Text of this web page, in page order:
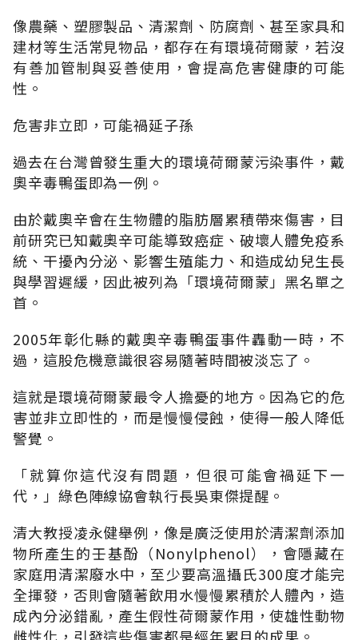
像農藥、塑膠製品、清潔劑、防腐劑、甚至家具和
建材等生活常見物品，都存在有環境荷爾蒙，若沒
有善加管制與妥善使用，會提高危害健康的可能
性。
危害非立即，可能禍延子孫
過去在台灣曾發生重大的環境荷爾蒙污染事件，戴
奧辛毒鴨蛋即為一例。
由於戴奧辛會在生物體的脂肪層累積帶來傷害，目
前研究已知戴奧辛可能導致癌症、破壞人體免疫系
統、干擾內分泌、影響生殖能力、和造成幼兒生長
與學習遲緩，因此被列為「環境荷爾蒙」黑名單之
首。
2005年彰化縣的戴奧辛毒鴨蛋事件轟動一時，不
過，這股危機意識很容易隨著時間被淡忘了。
這就是環境荷爾蒙最令人擔憂的地方。因為它的危
害並非立即性的，而是慢慢侵蝕，使得一般人降低
警覺。
「就算你這代沒有問題，但很可能會禍延下一
代，」綠色陣線協會執行長吳東傑提醒。
清大教授凌永健舉例，像是廣泛使用於清潔劑添加
物所產生的壬基酚（Nonylphenol），會隱藏在
家庭用清潔廢水中，至少要高溫攝氏300度才能完
全揮發，否則會隨著飲用水慢慢累積於人體內，造
成內分泌錯亂，產生假性荷爾蒙作用，使雄性動物
雌性化，引發這些傷害都是經年累月的成果。